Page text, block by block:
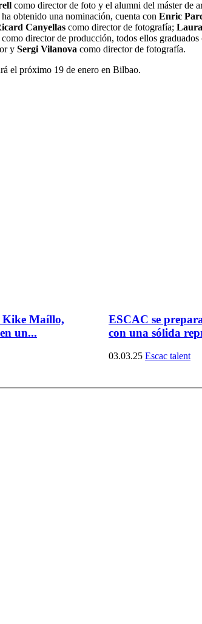
como director de foto y el alumni del máster de
ha obtenido una nominación, cuenta con Enric
Canyellas como director de fotografía;
como director de producción, todos ellos graduados
y Sergi Vilanova como director de fotografía.
el próximo 19 de enero en Bilbao.
Kike Maíllo,
un...
ESCAC se
con una sólida
03.03.25 Escac talent